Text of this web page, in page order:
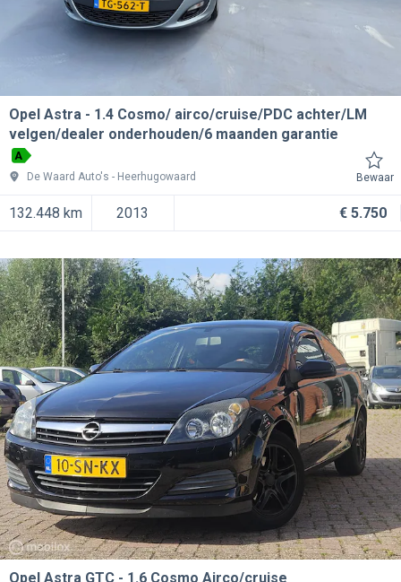
Opel Astra
1.4 Cosmo/ airco/cruise/PDC achter/LM
velgen/dealer onderhouden/6 maanden garantie
A
De Waard Auto's
Heerhugowaard Bewaar
132.448 km 2013 € 5.750
Opel Astra GTC 1.6 Cosmo Airco/cruise